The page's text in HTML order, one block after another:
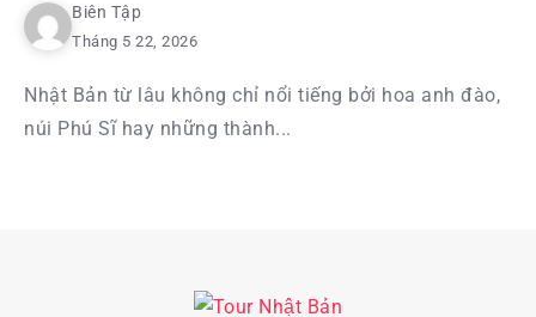
Biên Tập
Tháng 5 22, 2026
Nhật Bản từ lâu không chỉ nổi tiếng bởi hoa anh đào,
núi Phú Sĩ hay những thành...